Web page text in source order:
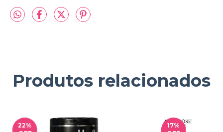
Produtos relacionados
22%
17%